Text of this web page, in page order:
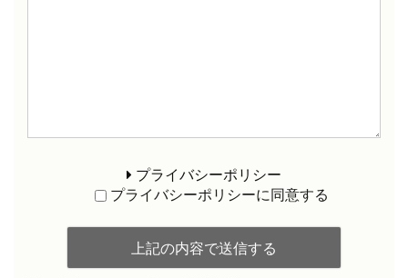
プライバシーポリシー
プライバシーポリシーに同意する